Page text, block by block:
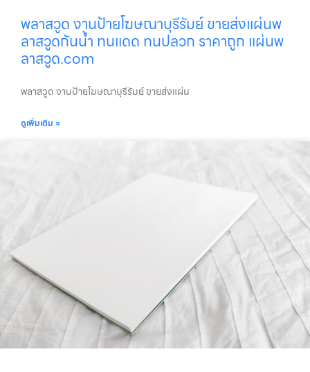
พลาสวูด งานป้ายโฆษณาบุรีรัมย์ ขายส่งแผ่นพ
ลาสวูดกันน้ำ ทนแดด ทนปลวก ราคาถูก แผ่นพ
ลาสวูด.com
พลาสวูด งานป้ายโฆษณาบุรีรัมย์ ขายส่งแผ่น
ดูเพิ่มเติม »